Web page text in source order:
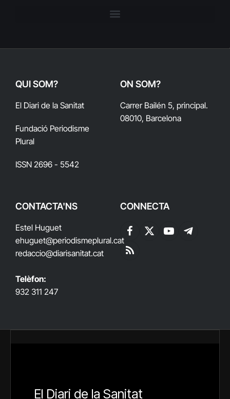
QUI SOM?
El Diari de la Sanitat
Fundació Periodisme
Plural
ISSN 2696 - 5542
ON SOM?
Carrer Bailén 5, principal.
08010, Barcelona
CONTACTA'NS
Estel Huguet
ehuguet@periodismeplural.cat
redaccio@diarisanitat.cat
Telèfon:
932 311 247
CONNECTA
Facebook
X
YouTubeTelegram
RSS